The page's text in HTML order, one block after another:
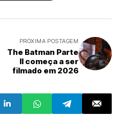
PRÓXIMA POSTAGEM
The Batman Parte
II começa a ser
filmado em 2026